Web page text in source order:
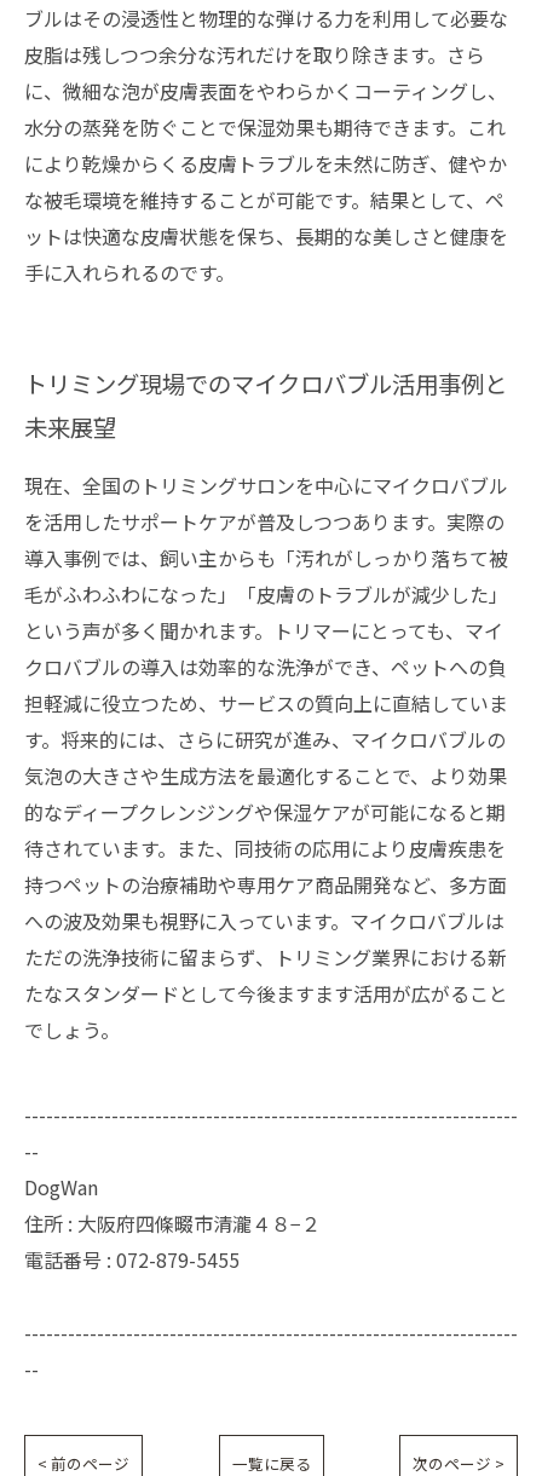
ブルはその浸透性と物理的な弾ける力を利用して必要な
皮脂は残しつつ余分な汚れだけを取り除きます。さら
に、微細な泡が皮膚表面をやわらかくコーティングし、
水分の蒸発を防ぐことで保湿効果も期待できます。これ
により乾燥からくる皮膚トラブルを未然に防ぎ、健やか
な被毛環境を維持することが可能です。結果として、ペ
ットは快適な皮膚状態を保ち、長期的な美しさと健康を
手に入れられるのです。
トリミング現場でのマイクロバブル活用事例と
未来展望
現在、全国のトリミングサロンを中心にマイクロバブル
を活用したサポートケアが普及しつつあります。実際の
導入事例では、飼い主からも「汚れがしっかり落ちて被
毛がふわふわになった」「皮膚のトラブルが減少した」
という声が多く聞かれます。トリマーにとっても、マイ
クロバブルの導入は効率的な洗浄ができ、ペットへの負
担軽減に役立つため、サービスの質向上に直結していま
す。将来的には、さらに研究が進み、マイクロバブルの
気泡の大きさや生成方法を最適化することで、より効果
的なディープクレンジングや保湿ケアが可能になると期
待されています。また、同技術の応用により皮膚疾患を
持つペットの治療補助や専用ケア商品開発など、多方面
への波及効果も視野に入っています。マイクロバブルは
ただの洗浄技術に留まらず、トリミング業界における新
たなスタンダードとして今後ますます活用が広がること
でしょう。
--------------------------------------------------------------------
--
DogWan
住所 : 大阪府四條畷市清瀧４８−２
電話番号 : 072-879-5455
--------------------------------------------------------------------
--
< 前のページ 一覧に戻る 次のページ >